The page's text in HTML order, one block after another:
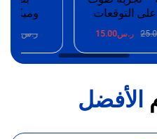
التوقعات
ر.س 15.00
25.00
الأفضل